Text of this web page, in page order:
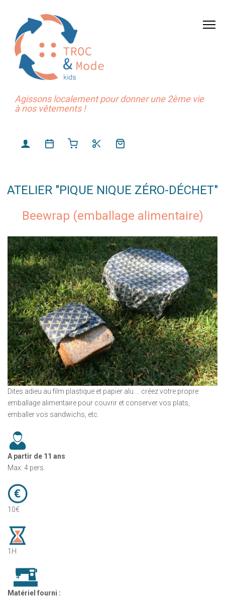
Agissons localement pour donner une 2ème vie
à nos vêtements !
ATELIER "PIQUE NIQUE ZÉRO-DÉCHET"
Beewrap (emballage alimentaire)
Dites adieu au film plastique et papier alu ... créez votre propre
emballage alimentaire pour couvrir et conserver vos plats,
emballer vos sandwichs, etc.
A partir de 11 ans
Max: 4 pers.
10€
1H
Matériel fourni :